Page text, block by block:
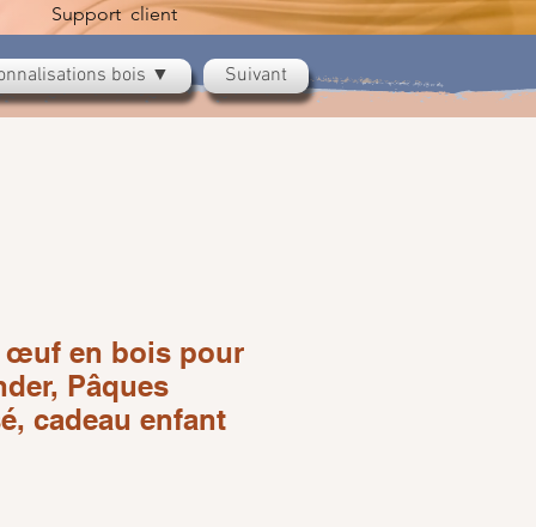
bois ▼ Suivant
Support client
œuf en bois pour
Pâques
cadeau enfant